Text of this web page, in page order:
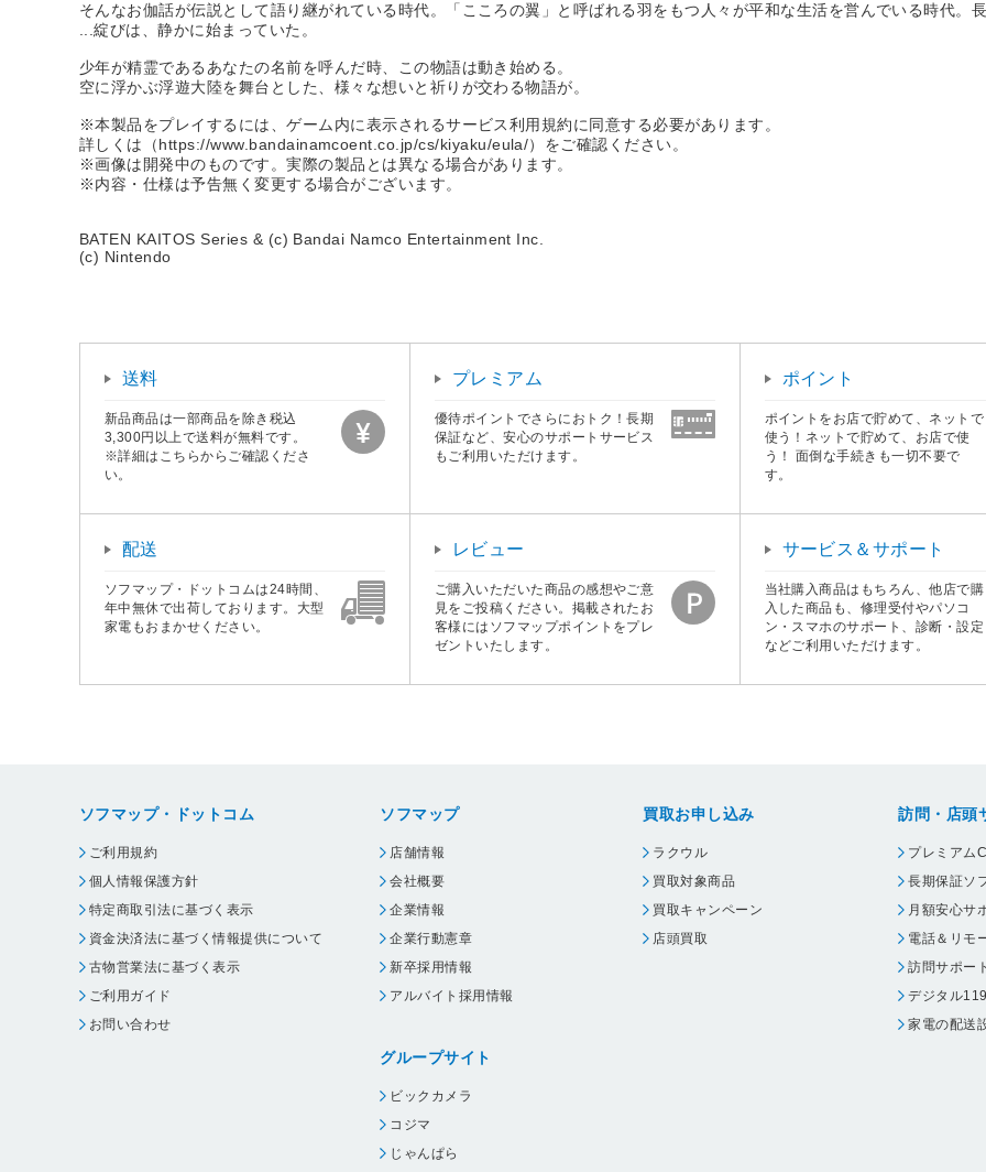
そんなお伽話が伝説として語り継がれている時代。「こころの翼」と呼ばれる羽をもつ人々が平和な生活を営んでいる時代。
...綻びは、静かに始まっていた。
少年が精霊であるあなたの名前を呼んだ時、この物語は動き始める。
空に浮かぶ浮遊大陸を舞台とした、様々な想いと祈りが交わる物語が。
※本製品をプレイするには、ゲーム内に表示されるサービス利用規約に同意する必要があります。
詳しくは（https://www.bandainamcoent.co.jp/cs/kiyaku/eula/）をご確認ください。
※画像は開発中のものです。実際の製品とは異なる場合があります。
※内容・仕様は予告無く変更する場合がございます。
BATEN KAITOS Series & (c) Bandai Namco Entertainment Inc.
(c) Nintendo
送料
新品商品は一部商品を除き税込
3,300円以上で送料が無料です。
※詳細はこちらからご確認くださ
い。
プレミアム
優待ポイントでさらにおトク！長期
保証など、安心のサポートサービス
もご利用いただけます。
ポイント
ポイントをお店で貯めて、ネットで
使う！ネットで貯めて、お店で使
う！ 面倒な手続きも一切不要で
す。
配送
ソフマップ・ドットコムは24時間、
年中無休で出荷しております。大型
家電もおまかせください。
レビュー
ご購入いただいた商品の感想やご意
見をご投稿ください。掲載されたお
客様にはソフマップポイントをプレ
ゼントいたします。
サービス＆サポート
当社購入商品はもちろん、他店で購
入した商品も、修理受付やパソコ
ン・スマホのサポート、診断・設定
などご利用いただけます。
ソフマップ・ドットコム
ご利用規約
個人情報保護方針
特定商取引法に基づく表示
資金決済法に基づく情報提供について
古物営業法に基づく表示
ご利用ガイド
お問い合わせ
ソフマップ
店舗情報
会社概要
企業情報
企業行動憲章
新卒採用情報
アルバイト採用情報
グループサイト
ビックカメラ
コジマ
じゃんぱら
買取お申し込み
ラクウル
買取対象商品
買取キャンペーン
店頭買取
訪問・店頭
プレミアム
長期保証ソ
月額安心サ
電話＆リモ
訪問サポー
デジタル
家電の配送